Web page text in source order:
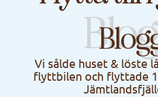
Vi sålde huset & löste
flyttbilen och flyttade